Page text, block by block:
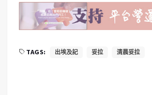
TAGS: 出埃及記 妥拉 清晨妥拉